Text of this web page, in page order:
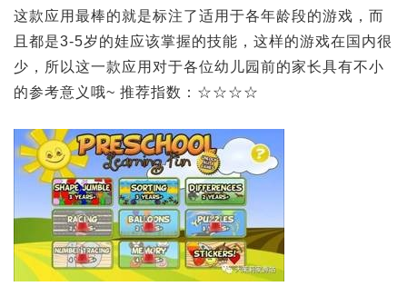
这款应用最棒的就是标注了适用于各年龄段的游戏，而
且都是3-5岁的娃应该掌握的技能，这样的游戏在国内很
少，所以这一款应用对于各位幼儿园前的家长具有不小
的参考意义哦~ 推荐指数：☆☆☆☆